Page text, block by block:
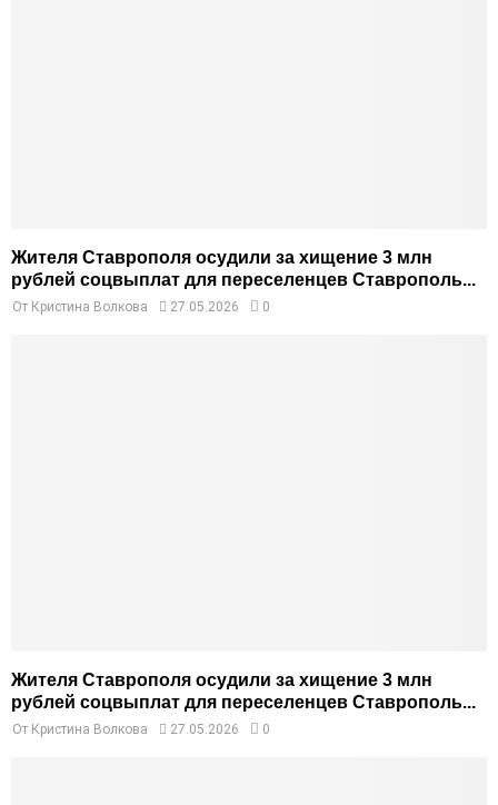
Жителя Ставрополя осудили за хищение 3 млн
рублей соцвыплат для переселенцев Ставрополь...
От Кристина Волкова 27.05.2026 0
Жителя Ставрополя осудили за хищение 3 млн
рублей соцвыплат для переселенцев Ставрополь...
От Кристина Волкова 27.05.2026 0